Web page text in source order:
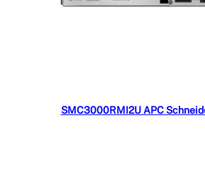
Đọc tiếp
SMC3000RMI2U APC